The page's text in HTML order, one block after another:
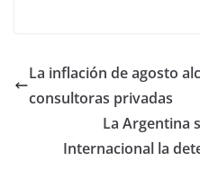
La inflación de agosto
consultoras privadas
La Argentina
Internacional la